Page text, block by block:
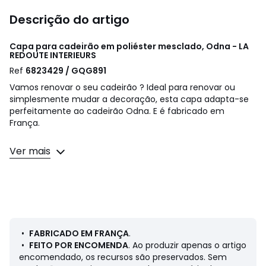
Descrição do artigo
Capa para cadeirão em poliéster mesclado, Odna - LA
REDOUTE INTERIEURS
Ref 6823429 / GQG891
Vamos renovar o seu cadeirão ? Ideal para renovar ou
simplesmente mudar a decoração, esta capa adapta-se
perfeitamente ao cadeirão Odna. E é fabricado em
França.
Descrição:
• 100% poliéster mesclado, 395g/m2
Dimensões:
• Largura: 88 cm
Ver mais
• FABRICADO EM FRANÇA.
• FEITO POR ENCOMENDA. Ao produzir apenas o artigo
encomendado, os recursos são preservados. Sem